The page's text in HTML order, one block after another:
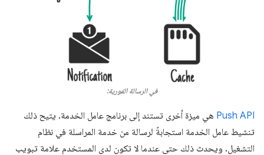
في الرسالة الفورية:
Push API هي ميزة أخرى تستند إلى برنامج عامل الخدمة. يتيح ذلك
تنشيط عامل الخدمة استجابةً لرسالة من خدمة المراسلة في نظام
التشغيل. ويحدث ذلك حتى عندما لا تكون لدى المستخدم علامة تبويب